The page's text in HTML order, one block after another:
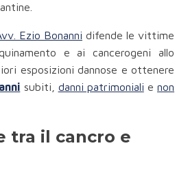
Ezio Bonanni difende le vittime
e ai cancerogeni allo
esposizioni dannose e ottenere
subiti, danni patrimoniali e non
tra il cancro e